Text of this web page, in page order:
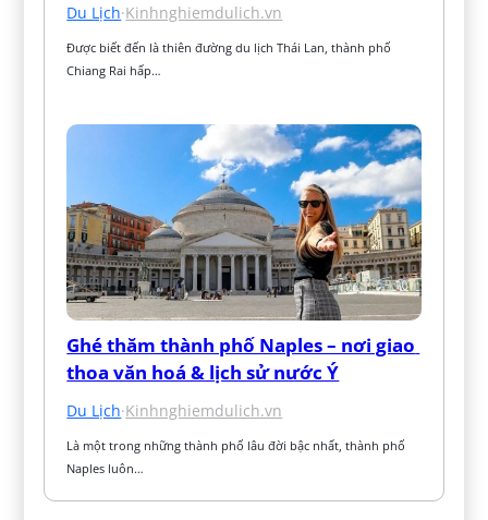
Du Lịch·Kinhnghiemdulich.vn
Được biết đến là thiên đường du lịch Thái Lan, thành phố
Chiang Rai hấp…
Ghé thăm thành phố Naples – nơi giao
thoa văn hoá & lịch sử nước Ý
Du Lịch·Kinhnghiemdulich.vn
Là một trong những thành phố lâu đời bậc nhất, thành phố
Naples luôn…